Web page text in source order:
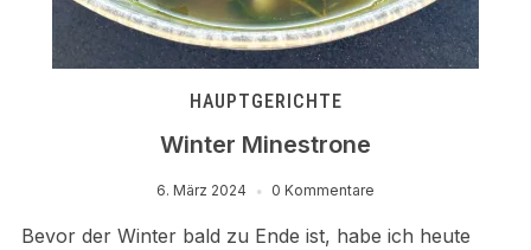
HAUPTGERICHTE
Winter Minestrone
6. März 2024 0 Kommentare
Bevor der Winter bald zu Ende ist, habe ich heute